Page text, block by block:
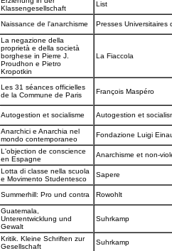
Klassengesellschaft
List
Naissance de l'anarchisme Presses Universitaires
La negazione della
proprietà e della società
borghese in Pierre J.
Proudhon e Pietro
Kropotkin
La Fiaccola
Les 31 séances officielles
de la Commune de Paris
François Maspéro
Autogestion et socialisme Autogestion et
Anarchici e Anarchia nel
mondo contemporaneo
Fondazione Luigi
L'objection de conscience
en Espagne
Anarchisme et non-
Lotta di classe nella scuola
e Movimento Studentesco
Sapere
Summerhill: Pro und contra Rowohlt
Guatemala,
Unterentwicklung und
Gewalt
Suhrkamp
Kritik. Kleine Schriften zur
Gesellschaft
Suhrkamp